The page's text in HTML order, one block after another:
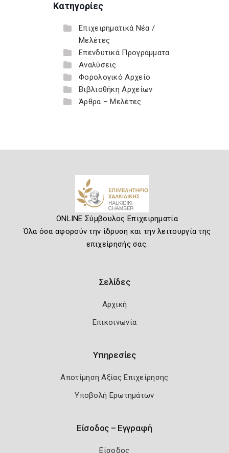
Κατηγορίες
Επιχειρηματικά Νέα /
Μελέτες
Επενδυτικά Προγράμματα
Αναλύσεις
Φορολογικό Αρχείο
Βιβλιοθήκη Αρχείων
Άρθρα – Μελέτες
ONLINE Σύμβουλος Επιχειρηματία
Όλα όσα αφορούν την ίδρυση και την λειτουργία της
επιχείρησής σας.
Σελίδες
Αρχική
Επικοινωνία
Υπηρεσίες
Αποτίμηση Αξίας Επιχείρησης
Υποβολή Ερωτημάτων
Είσοδος – Εγγραφή
Είσοδος